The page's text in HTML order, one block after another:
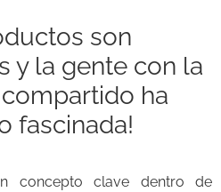
son
y la gente con la
ha
fascinada!
concepto clave dentro de